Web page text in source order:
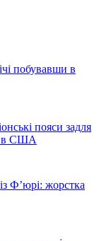
побувавши в
пояси задля
в США
Ф’юрі: жорстка